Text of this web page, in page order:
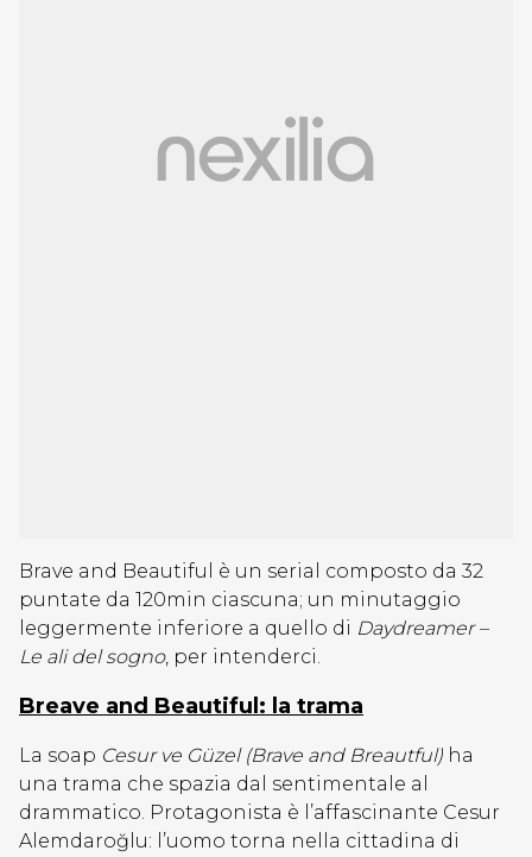
Brave and Beautiful è un serial composto da 32
puntate da 120min ciascuna; un minutaggio
leggermente inferiore a quello di Daydreamer –
Le ali del sogno, per intenderci.
Breave and Beautiful: la trama
La soap Cesur ve Güzel (Brave and Breautful) ha
una trama che spazia dal sentimentale al
drammatico. Protagonista è l’affascinante Cesur
Alemdaroğlu: l’uomo torna nella cittadina di